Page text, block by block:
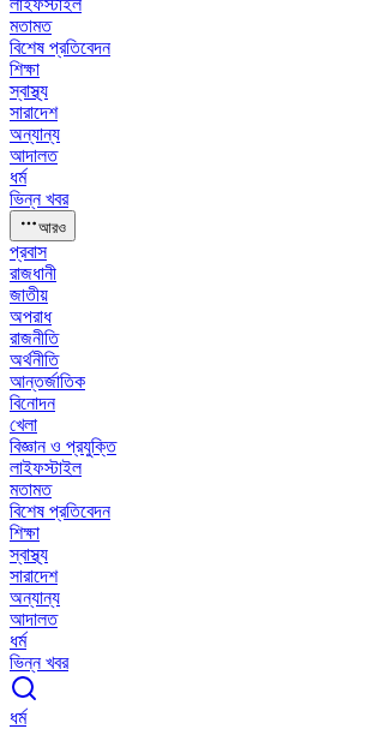
লাইফস্টাইল
মতামত
বিশেষ প্রতিবেদন
শিক্ষা
স্বাস্থ্য
সারাদেশ
অন্যান্য
আদালত
ধর্ম
ভিন্ন খবর
আরও
প্রবাস
রাজধানী
জাতীয়
অপরাধ
রাজনীতি
অর্থনীতি
আন্তর্জাতিক
বিনোদন
খেলা
বিজ্ঞান ও প্রযুক্তি
লাইফস্টাইল
মতামত
বিশেষ প্রতিবেদন
শিক্ষা
স্বাস্থ্য
সারাদেশ
অন্যান্য
আদালত
ধর্ম
ভিন্ন খবর
ধর্ম